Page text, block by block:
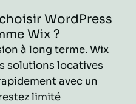
WordPress
Wix ?
à long terme. Wix
solutions locatives
avec un
limité